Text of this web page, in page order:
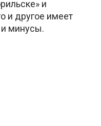
и
и другое имеет
минусы.